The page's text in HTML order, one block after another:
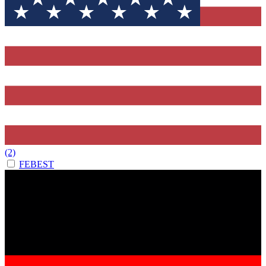
(2)
FEBEST